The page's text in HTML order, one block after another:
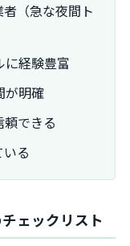
（急な夜間ト
に経験豊富
が明確
できる
る
ェックリスト